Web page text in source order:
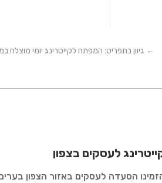
← גיוון בתפריט: המפתח לקייטרינג יומי מוצלח
לעסקים בצפון
הסעדה לעסקים באזור הצפון